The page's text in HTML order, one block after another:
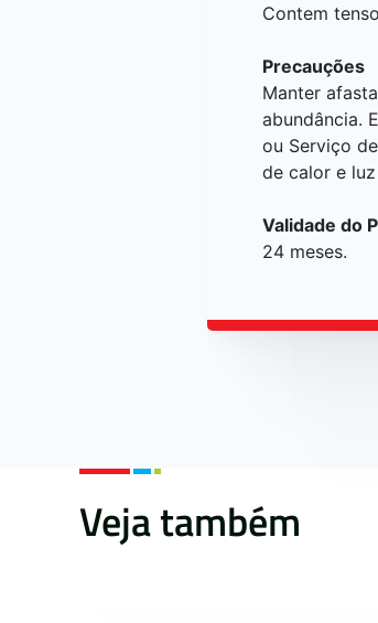
Contem
Precauções
Manter
abundância.
ou Serviço
de calor e
Validade do
24 meses.
Veja também